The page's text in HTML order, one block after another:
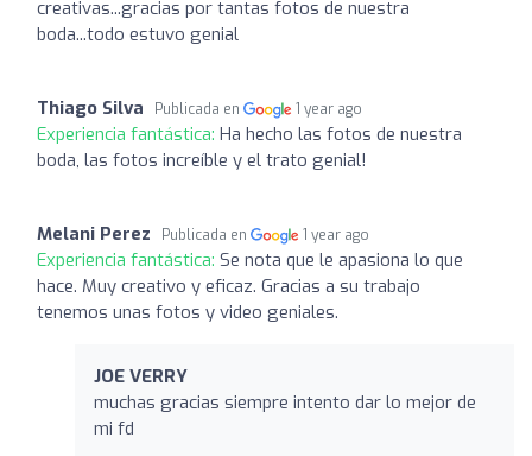
creativas...gracias por tantas fotos de nuestra
boda...todo estuvo genial
Thiago Silva Publicada en 1 year ago
Experiencia fantástica: Ha hecho las fotos de nuestra
boda, las fotos increíble y el trato genial!
Melani Perez Publicada en 1 year ago
Experiencia fantástica: Se nota que le apasiona lo que
hace. Muy creativo y eficaz. Gracias a su trabajo
tenemos unas fotos y video geniales.
JOE VERRY
muchas gracias siempre intento dar lo mejor de
mi fd